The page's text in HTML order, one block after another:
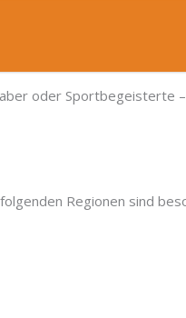
oder Sportbegeisterte
Regionen sind